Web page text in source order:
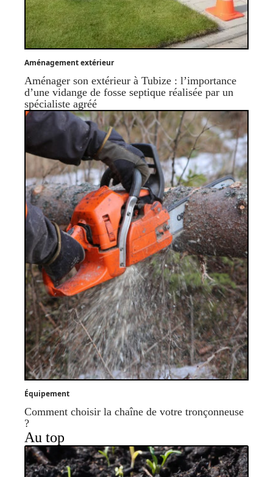
Aménagement extérieur
Aménager son extérieur à Tubize : l’importance
d’une vidange de fosse septique réalisée par un
spécialiste agréé
Équipement
Comment choisir la chaîne de votre tronçonneuse
?
Au top